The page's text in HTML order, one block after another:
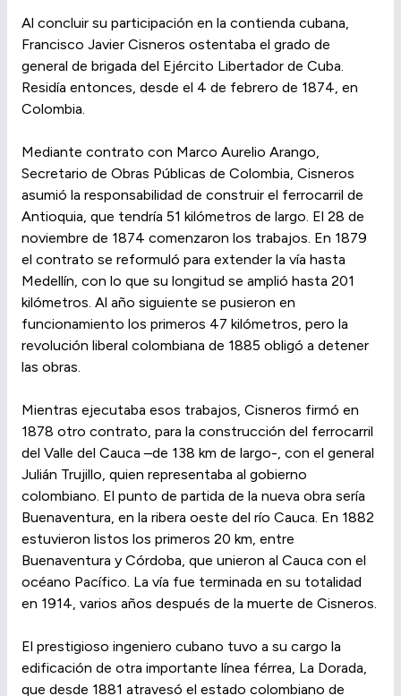
Al concluir su participación en la contienda cubana,
Francisco Javier Cisneros ostentaba el grado de
general de brigada del Ejército Libertador de Cuba.
Residía entonces, desde el 4 de febrero de 1874, en
Colombia.
Mediante contrato con Marco Aurelio Arango,
Secretario de Obras Públicas de Colombia, Cisneros
asumió la responsabilidad de construir el ferrocarril de
Antioquia, que tendría 51 kilómetros de largo. El 28 de
noviembre de 1874 comenzaron los trabajos. En 1879
el contrato se reformuló para extender la vía hasta
Medellín, con lo que su longitud se amplió hasta 201
kilómetros. Al año siguiente se pusieron en
funcionamiento los primeros 47 kilómetros, pero la
revolución liberal colombiana de 1885 obligó a detener
las obras.
Mientras ejecutaba esos trabajos, Cisneros firmó en
1878 otro contrato, para la construcción del ferrocarril
del Valle del Cauca –de 138 km de largo-, con el general
Julián Trujillo, quien representaba al gobierno
colombiano. El punto de partida de la nueva obra sería
Buenaventura, en la ribera oeste del río Cauca. En 1882
estuvieron listos los primeros 20 km, entre
Buenaventura y Córdoba, que unieron al Cauca con el
océano Pacífico. La vía fue terminada en su totalidad
en 1914, varios años después de la muerte de Cisneros.
El prestigioso ingeniero cubano tuvo a su cargo la
edificación de otra importante línea férrea, La Dorada,
que desde 1881 atravesó el estado colombiano de